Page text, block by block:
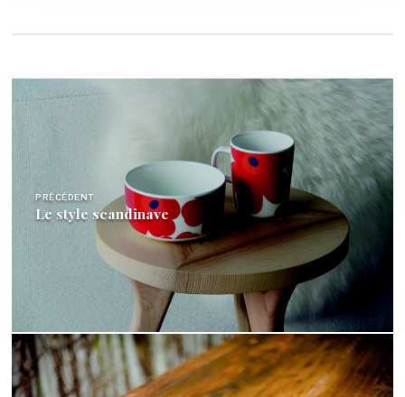
Navigation
de
l’article
PRÉCÉDENT
Le style scandinave